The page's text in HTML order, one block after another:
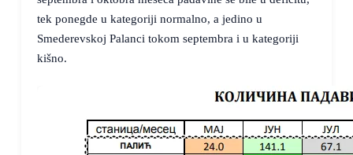
tek ponegde u kategoriji normalno, a jedino u
Smederevskoj Palanci tokom septembra i u kategoriji
kišno.